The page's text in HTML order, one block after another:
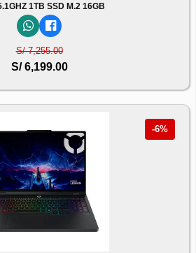
1TB SSD M.2 16GB
S/ 7,255.00
S/ 6,199.00
-6%